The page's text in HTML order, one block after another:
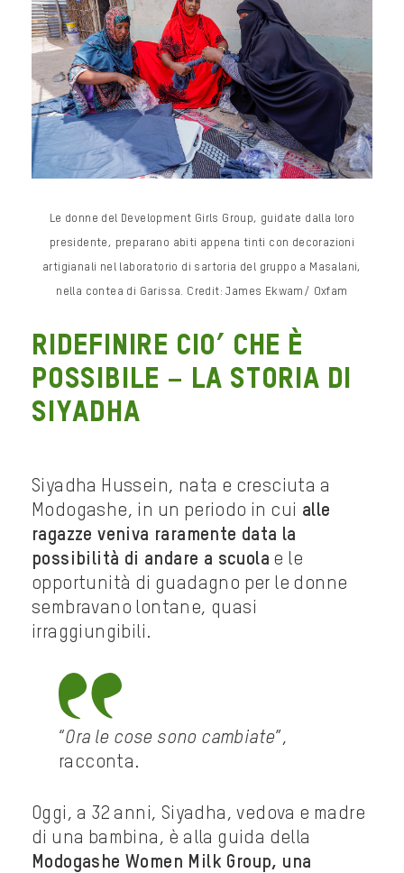
Le donne del Development Girls Group, guidate dalla loro
presidente, preparano abiti appena tinti con decorazioni
artigianali nel laboratorio di sartoria del gruppo a Masalani,
nella contea di Garissa. Credit: James Ekwam/ Oxfam
RIDEFINIRE CIO’ CHE È
POSSIBILE – La storia di
Siyadha
Siyadha Hussein, nata e cresciuta a
Modogashe, in un periodo in cui alle
ragazze veniva raramente data la
possibilità di andare a scuola e le
opportunità di guadagno per le donne
sembravano lontane, quasi
irraggiungibili.
“Ora le cose sono cambiate”,
racconta.
Oggi, a 32 anni, Siyadha, vedova e madre
di una bambina, è alla guida della
Modogashe Women Milk Group, una